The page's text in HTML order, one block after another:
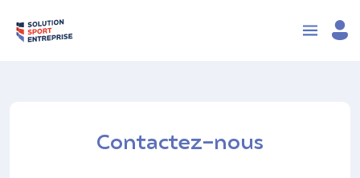
Contactez-nous